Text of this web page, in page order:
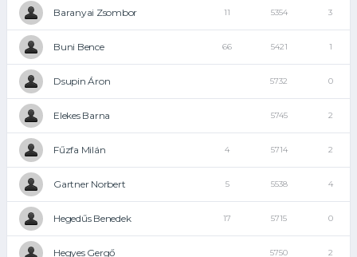
Baranyai Zsombor 11 5354 3
Buni Bence 66 5421 1
Dsupin Áron 5732 0
Elekes Barna 5745 2
Fűzfa Milán 4 5714 2
Gartner Norbert 5 5538 4
Hegedűs Benedek 17 5715 0
Hegyes Gergő 5750 2